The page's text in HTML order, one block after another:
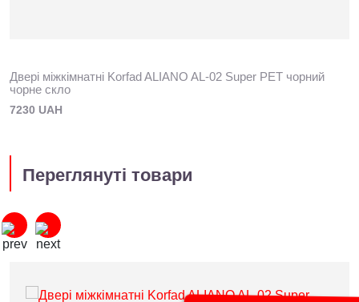
Двері міжкімнатні Korfad ALIANO AL-02 Super PET чорний
чорне скло
7230 UAH
Переглянуті товари